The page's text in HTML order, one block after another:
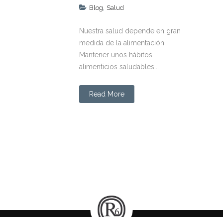
Blog Salud
Nuestra salud depende en gran
medida de la alimentación.
Mantener unos hábitos
alimenticios saludables...
Read More